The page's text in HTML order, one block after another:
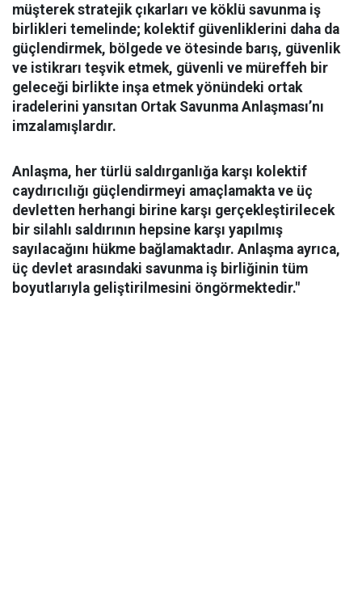
müşterek stratejik çıkarları ve köklü savunma iş
birlikleri temelinde; kolektif güvenliklerini daha da
güçlendirmek, bölgede ve ötesinde barış, güvenlik
ve istikrarı teşvik etmek, güvenli ve müreffeh bir
geleceği birlikte inşa etmek yönündeki ortak
iradelerini yansıtan Ortak Savunma Anlaşması’nı
imzalamışlardır.
Anlaşma, her türlü saldırganlığa karşı kolektif
caydırıcılığı güçlendirmeyi amaçlamakta ve üç
devletten herhangi birine karşı gerçekleştirilecek
bir silahlı saldırının hepsine karşı yapılmış
sayılacağını hükme bağlamaktadır. Anlaşma ayrıca,
üç devlet arasındaki savunma iş birliğinin tüm
boyutlarıyla geliştirilmesini öngörmektedir."